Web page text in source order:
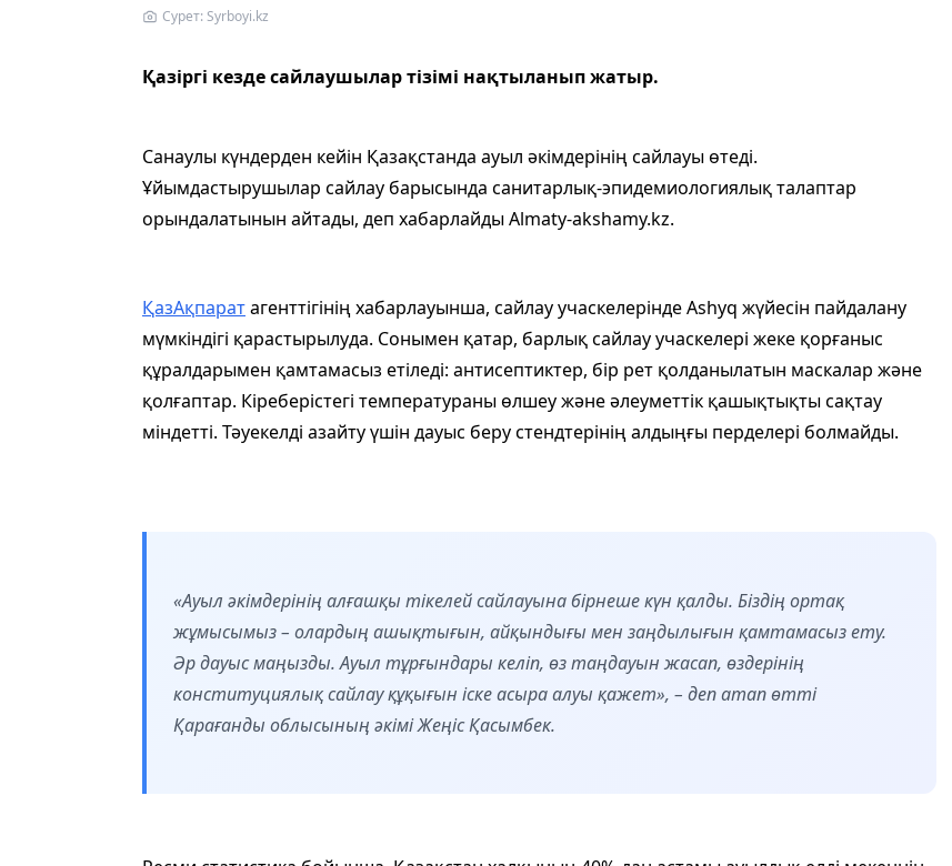
Сурет: Syrboyi.kz
Қазіргі кезде сайлаушылар тізімі нақтыланып жатыр.
Санаулы күндерден кейін Қазақстанда ауыл әкімдерінің сайлауы өтеді.
Ұйымдастырушылар сайлау барысында санитарлық-эпидемиологиялық талаптар
орындалатынын айтады, деп хабарлайды Almaty-akshamy.kz.
ҚазАқпаратагенттігінің хабарлауынша, сайлау учаскелерінде Ashyq жүйесін пайдалану
мүмкіндігі қарастырылуда. Сонымен қатар, барлық сайлау учаскелері жеке қорғаныс
құралдарымен қамтамасыз етіледі: антисептиктер, бір рет қолданылатын маскалар және
қолғаптар. Кіреберістегі температураны өлшеу және әлеуметтік қашықтықты сақтау
міндетті. Тәуекелді азайту үшін дауыс беру стендтерінің алдыңғы перделері болмайды.
«Ауыл әкімдерінің алғашқы тікелей сайлауына бірнеше күн қалды. Біздің ортақ
жұмысымыз – олардың ашықтығын, айқындығы мен заңдылығын қамтамасыз ету.
Әр дауыс маңызды. Ауыл тұрғындары келіп, өз таңдауын жасап, өздерінің
конституциялық сайлау құқығын іске асыра алуы қажет», – деп атап өтті
Қарағанды облысының әкімі Жеңіс Қасымбек.